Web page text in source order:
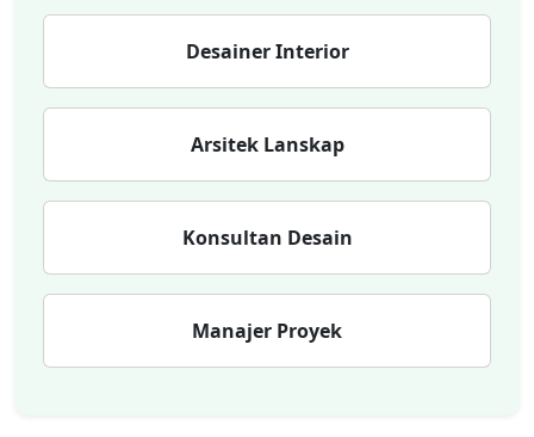
Desainer Interior
Arsitek Lanskap
Konsultan Desain
Manajer Proyek